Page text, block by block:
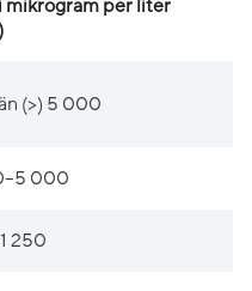
mikrogram per liter
(>) 5 000
000
250